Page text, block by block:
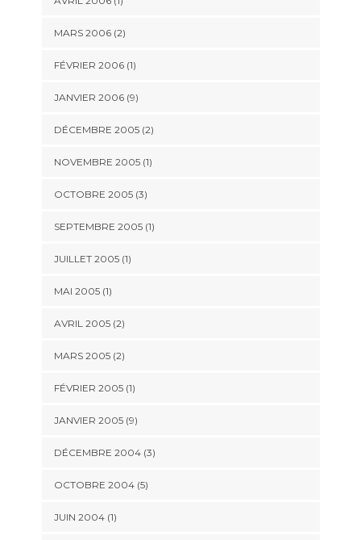
MARS 2006 (2)
FÉVRIER 2006 (1)
JANVIER 2006 (9)
DÉCEMBRE 2005 (2)
NOVEMBRE 2005 (1)
OCTOBRE 2005 (3)
SEPTEMBRE 2005 (1)
JUILLET 2005 (1)
MAI 2005 (1)
AVRIL 2005 (2)
MARS 2005 (2)
FÉVRIER 2005 (1)
JANVIER 2005 (9)
DÉCEMBRE 2004 (3)
OCTOBRE 2004 (5)
JUIN 2004 (1)